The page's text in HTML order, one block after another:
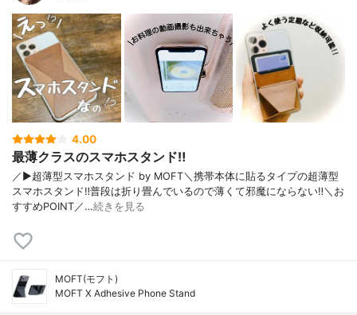
4.00
最薄クラスのスマホスタンド‼︎
／▶︎超薄型スマホスタンド by MOFT＼携帯本体に貼るタイプの超薄型
スマホスタンド‼︎普段は折り畳んでいるので薄くて邪魔にならない‼︎＼お
すすめPOINT／…続きを見る
MOFT(モフト)
MOFT X Adhesive Phone Stand